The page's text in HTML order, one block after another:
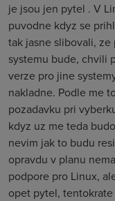
je jsou jen pytel . V
puvodne kdyz se
tak jasne slibovali,
systemu bude, chvili
verze pro jine
nakladne. Podle me
pozadavku pri
kdyz uz me teda
nevim jak to budu
opravdu v planu
podpore pro Linux,
opet pytel,